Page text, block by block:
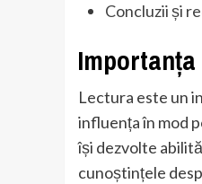
Concluzii și
Lectura este un
influența în mod
își dezvolte
cunoștințele